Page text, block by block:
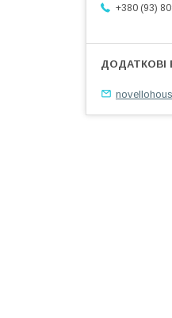
+380 (93)